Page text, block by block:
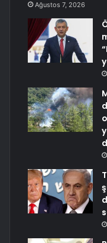
Ağustos 7, 2026